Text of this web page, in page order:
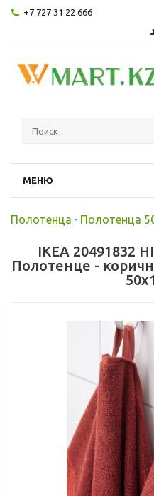
+7 727 31 22 666
МЕНЮ
Полотенца - Полотенца
IKEA 20491832
Полотенце -